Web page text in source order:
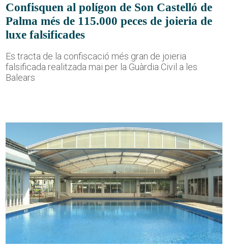
Confisquen al polígon de Son Castelló de
Palma més de 115.000 peces de joieria de
luxe falsificades
Es tracta de la confiscació més gran de joieria
falsificada realitzada mai per la Guàrdia Civil a les
Balears